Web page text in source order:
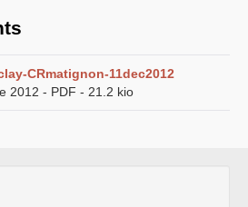
CRmatignon-11dec2012
2012 - PDF - 21.2 kio